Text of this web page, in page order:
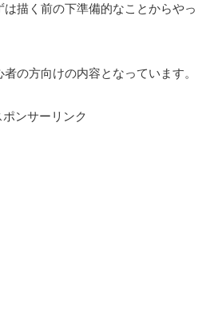
描く前の下準備的なことからやっ
の方向けの内容となっています。
ポンサーリンク